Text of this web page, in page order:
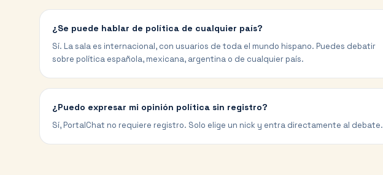
¿Se puede hablar de política de cualquier país?
Sí. La sala es internacional, con usuarios de toda el mundo hispano. Puedes debatir
sobre política española, mexicana, argentina o de cualquier país.
¿Puedo expresar mi opinión política sin registro?
Sí, PortalChat no requiere registro. Solo elige un nick y entra directamente al debate.